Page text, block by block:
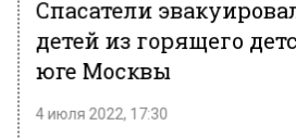
Спасатели
детей из горящего
юге Москвы
4 июля 2022, 17:30